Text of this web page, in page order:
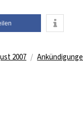
2007 Kategorien